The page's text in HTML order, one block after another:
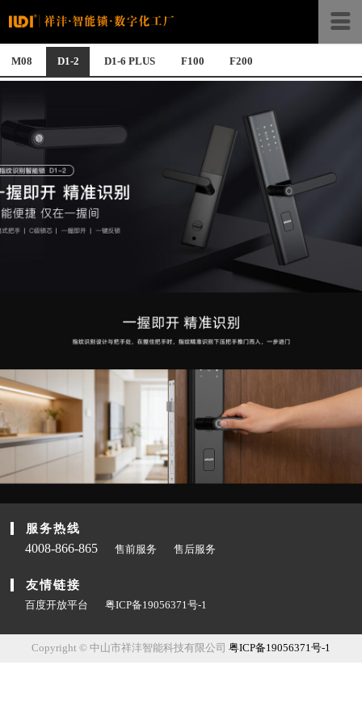
M08 D1-2 D1-6 PLUS F100 F200
服务热线
4008-866-865 售前服务 售后服务
友情链接
百度开放平台 粤ICP备19056371号-1
Copyright © 中山市祥沣智能科技有限公司 粤ICP备19056371号-1